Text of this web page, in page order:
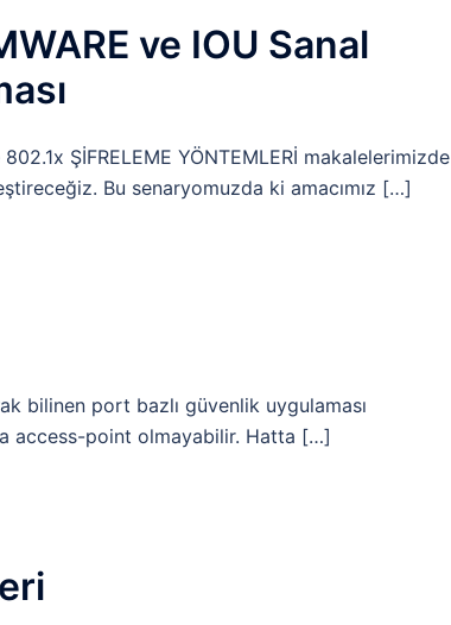
ve IOU Sanal
ŞİFRELEME YÖNTEMLERİ makalelerimizde
Bu senaryomuzda ki amacımız […]
bilinen port bazlı güvenlik uygulaması
access-point olmayabilir. Hatta […]